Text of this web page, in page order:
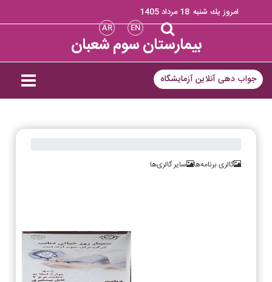
امروز يك شنبه 18 مرداد 1405
EN
AR
بیمارستان سوم شعبان
جواب دهی آنلاین آزمایشگاه
گالری برنامه‌ها سایر گالری‌ها